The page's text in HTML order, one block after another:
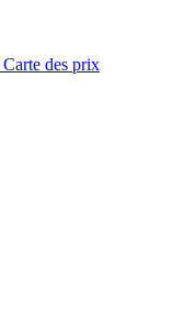
Carte des prix